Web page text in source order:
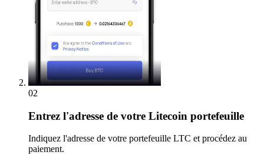
02
Entrez l'adresse de votre Litecoin portefeuille
Indiquez l'adresse de votre portefeuille LTC et procédez au
paiement.